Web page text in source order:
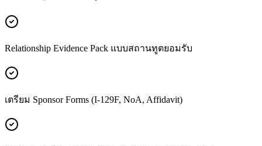
Relationship Evidence Pack แบบสถานทูตยอมรับ
เตรียม Sponsor Forms (I-129F, NoA, Affidavit)